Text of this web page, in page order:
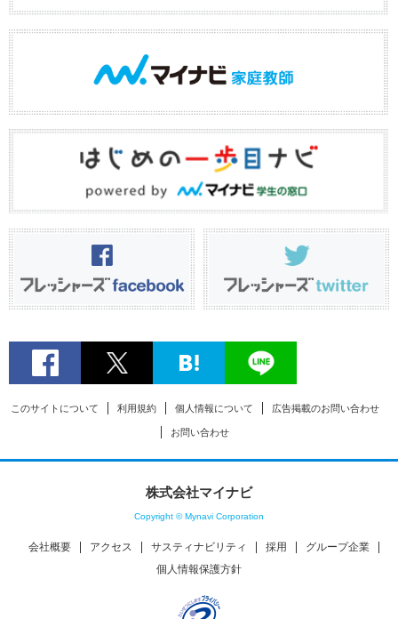
このサイトについて 利用規約 個人情報について 広告掲載のお問い合わせ
お問い合わせ
株式会社マイナビ
Copyright © Mynavi Corporation
会社概要 アクセス サスティナビリティ 採用
グループ企業
個人情報保護方針